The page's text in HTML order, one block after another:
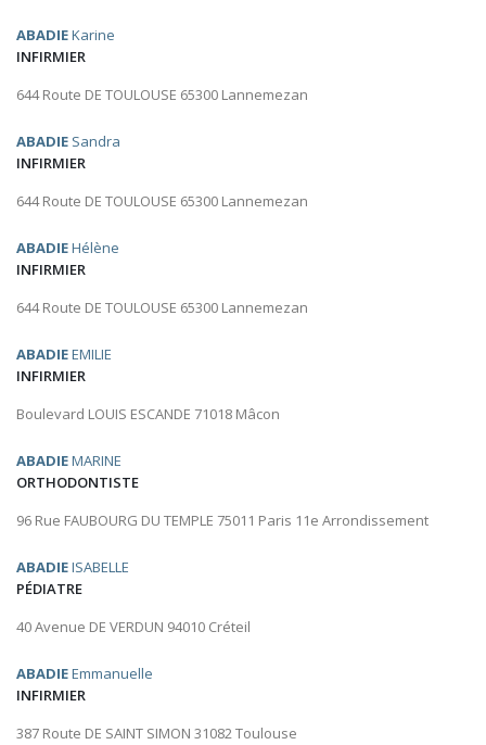
ABADIEKarine
INFIRMIER
644 Route DE TOULOUSE 65300 Lannemezan
ABADIE Sandra
INFIRMIER
644 Route DE TOULOUSE 65300 Lannemezan
ABADIEHélène
INFIRMIER
644 Route DE TOULOUSE 65300 Lannemezan
ABADIEEMILIE
INFIRMIER
Boulevard LOUIS ESCANDE 71018 Mâcon
ABADIEMARINE
ORTHODONTISTE
96 Rue FAUBOURG DU TEMPLE 75011 Paris 11e Arrondissement
ABADIEISABELLE
PÉDIATRE
40 Avenue DE VERDUN 94010 Créteil
ABADIEEmmanuelle
INFIRMIER
387 Route DE SAINT SIMON 31082 Toulouse